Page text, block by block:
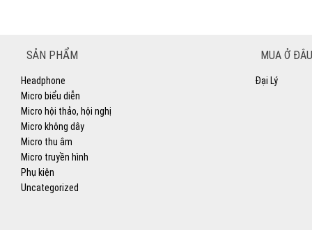
SẢN PHẨM
Headphone
Micro biểu diễn
Micro hội thảo, hội nghị
Micro không dây
Micro thu âm
Micro truyền hình
Phụ kiện
Uncategorized
MUA Ở
Đại Lý